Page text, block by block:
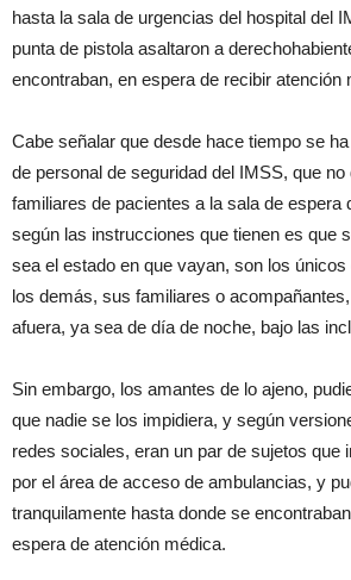
hasta la sala de urgencias del hospital del
punta de pistola asaltaron a
encontraban, en espera de recibir atención
Cabe señalar que desde hace tiempo se
de personal de seguridad del IMSS, que no
familiares de pacientes a la sala de espera
según las instrucciones que tienen es que
sea el estado en que vayan, son los
los demás, sus familiares o
afuera, ya sea de día de noche, bajo las
Sin embargo, los amantes de lo ajeno,
que nadie se los impidiera, y según
redes sociales, eran un par de sujetos que
por el área de acceso de ambulancias, y
tranquilamente hasta donde se
espera de atención médica.